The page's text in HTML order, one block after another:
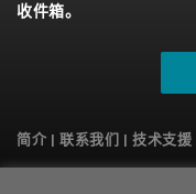
收件箱。
简介 |联系我们 |技术支援